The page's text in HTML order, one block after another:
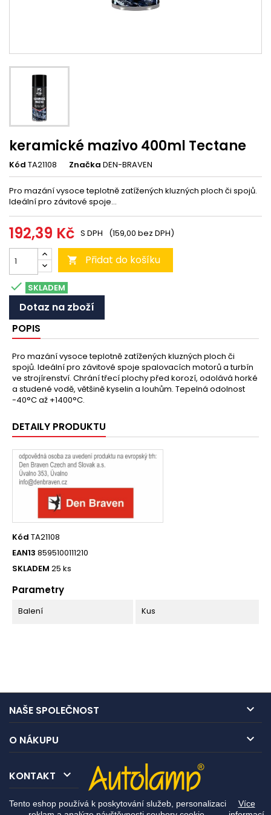
Tento eshop používá k poskytování služeb, personalizaci
Více
keramické mazivo 400ml Tectane
Kód TA21108 Značka DEN-BRAVEN
Pro mazání vysoce teplotně zatížených kluzných ploch či spojů.
Ideální pro závitové spoje...
192,39 Kč S DPH (159,00 bez DPH)
 Přidat do košíku
 SKLADEM
Dotaz na zboží
POPIS
Pro mazání vysoce teplotně zatížených kluzných ploch či
spojů. Ideální pro závitové spoje spalovacích motorů a turbín
ve strojírenství. Chrání třecí plochy před korozí, odolává horké
a studené vodě, většině kyselin a louhům. Tepelná odolnost
-40°C až +1400°C.
DETAILY PRODUKTU
Kód TA21108
EAN13 8595100111210
SKLADEM 25 ks
Parametry
Balení Kus
NAŠE SPOLEČNOST 
O NÁKUPU 
KONTAKT 